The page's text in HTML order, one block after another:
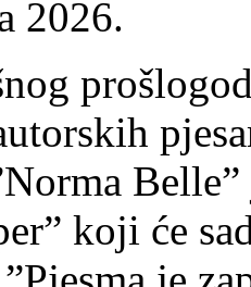
2026.
koji će